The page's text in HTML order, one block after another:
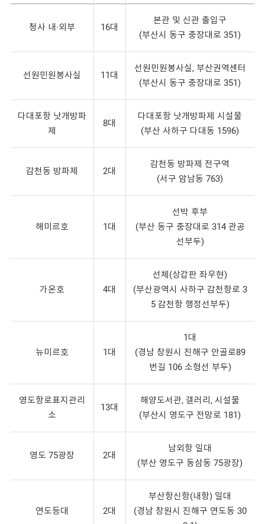
청사 내·외부 16대
본관 및 신관 출입구
(부산시 동구 충장대로 351)
선원민원봉사실 11대
선원민원봉사실, 부산권역센터
(부산시 동구 충장대로 351)
다대포항 낫개방파
제
8대
다대포항 낫개방파제 시설물
(부산 사하구 다대동 1596)
감천동 방파제 2대
감천동 방파제 전구역
(서구 암남동 763)
해미르호 1대
선박 후부
(부산 동구 충장대로 314 관공
선부두)
가온호 4대
선체(상갑판 좌우현)
(부산광역시 사하구 감천항로 3
5 감천항 행정선부두)
뉴미르호 1대
1대
(경남 창원시 진해구 안골로89
번길 106 소형선 부두)
영도항로표지관리
소
13대
해양도서관, 갤러리, 시설물
(부산시 영도구 전망로 181)
영도 75광장 2대
남외항 일대
(부산 영도구 동삼동 75광장)
연도등대 2대
부산항신항(내항) 일대
(경남 창원시 진해구 연도동 30